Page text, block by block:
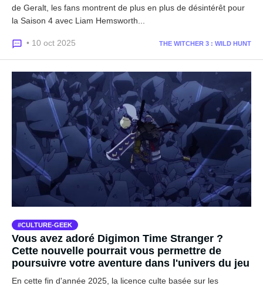
de Geralt, les fans montrent de plus en plus de désintérêt pour
la Saison 4 avec Liam Hemsworth...
• 10 oct 2025 THE WITCHER 3 : WILD HUNT
CULTURE-GEEK
Vous avez adoré Digimon Time Stranger ?
Cette nouvelle pourrait vous permettre de
poursuivre votre aventure dans l'univers du jeu
En cette fin d'année 2025, la licence culte basée sur les